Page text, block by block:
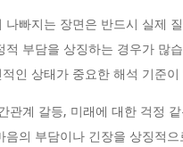
나빠지는 장면은 반드시 실제
적 부담을 상징하는 경우가 많
인 상태가 중요한 해석 기준이
관계 갈등, 미래에 대한 걱정
음의 부담이나 긴장을 상징적